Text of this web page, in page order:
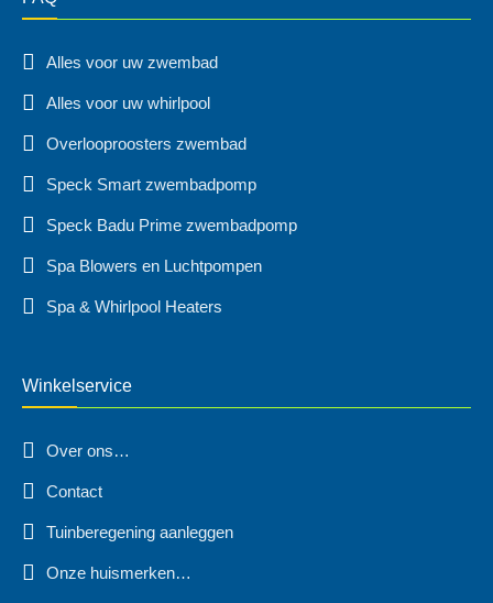
Alles voor uw zwembad
Alles voor uw whirlpool
Overlooproosters zwembad
Speck Smart zwembadpomp
Speck Badu Prime zwembadpomp
Spa Blowers en Luchtpompen
Spa & Whirlpool Heaters
Winkelservice
Over ons…
Contact
Tuinberegening aanleggen
Onze huismerken…